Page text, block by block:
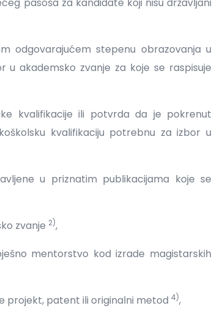
odgovarajućem stepenu obrazovanja u
u akademsko zvanje za koje se raspisuje
kvalifikacije ili potvrda da je pokrenut
kvalifikaciju potrebnu za izbor u
u priznatim publikacijama koje se
zvanje 2),
mentorstvo kod izrade magistarskih
projekt, patent ili originalni metod 4),